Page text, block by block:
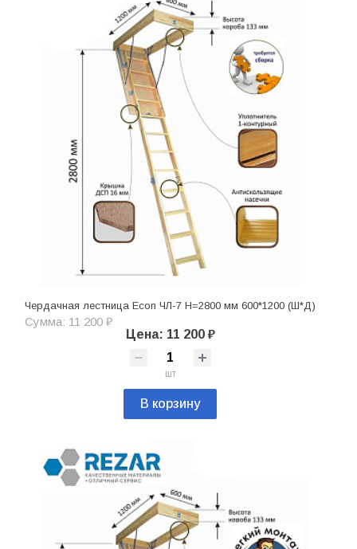
Чердачная лестница Econ ЧЛ-7 H=2800 мм 600*1200 (Ш*Д)
Сумма: 11 200 ₽
Цена: 11 200 ₽
шт
В корзину